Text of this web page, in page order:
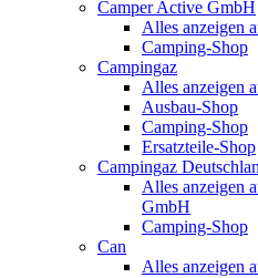
Camper Active GmbH
Alles anzeigen
Camping-Shop
Campingaz
Alles anzeigen
Ausbau-Shop
Camping-Shop
Ersatzteile-Shop
Campingaz
Alles anzeigen
GmbH
Camping-Shop
Can
Alles anzeigen